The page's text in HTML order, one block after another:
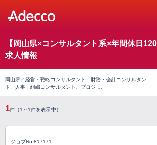
【岡山県×コンサルタント系×年間休日
求人情報
岡山県／経営・戦略コンサルタント、財務・会計コンサルタン
ト、人事・組織コンサルタント、プロジ …
1件（1～1件を表示中）
ジョブNo.817171